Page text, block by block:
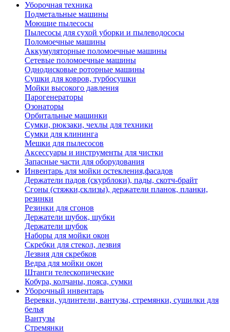
Уборочная техника
Подметальные машины
Моющие пылесосы
Пылесосы для сухой уборки и пылеводососы
Поломоечные машины
Аккумуляторные поломоечные машины
Сетевые поломоечные машины
Однодисковые роторные машины
Сушки для ковров, турбосушки
Мойки высокого давления
Парогенераторы
Озонаторы
Орбитальные машинки
Сумки, рюкзаки, чехлы для техники
Сумки для клининга
Мешки для пылесосов
Аксессуары и инструменты для чистки
Запасные части для оборудования
Инвентарь для мойки остекления,фасадов
Держатели падов (скурблоки), пады, скотч-брайт
Сгоны (стяжки,склизы), держатели планок, планки,
резинки
Резинки для сгонов
Держатели шубок, шубки
Держатели шубок
Наборы для мойки окон
Скребки для стекол, лезвия
Лезвия для скребков
Ведра для мойки окон
Штанги телескопические
Кобура, колчаны, пояса, сумки
Уборочный инвентарь
Веревки, удлинтели, вантузы, стремянки, сушилки для
белья
Вантузы
Стремянки